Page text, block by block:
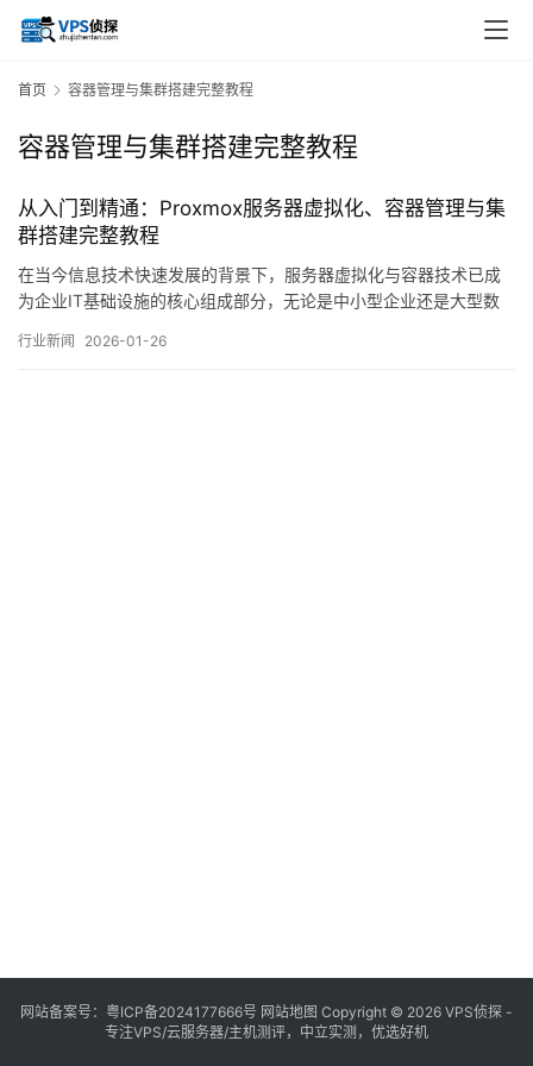
首页 容器管理与集群搭建完整教程
容器管理与集群搭建完整教程
从入门到精通：Proxmox服务器虚拟化、容器管理与集
群搭建完整教程
在当今信息技术快速发展的背景下，服务器虚拟化与容器技术已成
为企业IT基础设施的核心组成部分，无论是中小型企业还是大型数
障系统高可用性，都是技术人员必须面对的重要课题，
行业新闻 2026-01-26
网站备案号： 粤ICP备2024177666号 网站地图 Copyright © 2026 VPS侦探 -
专注VPS/云服务器/主机测评，中立实测，优选好机